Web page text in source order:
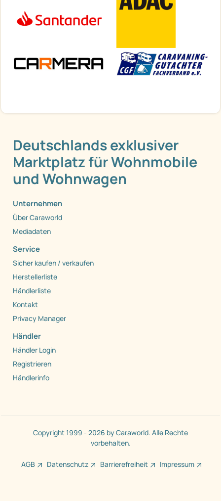
Deutschlands exklusiver
Marktplatz für Wohnmobile
und Wohnwagen
Unternehmen
Über Caraworld
Mediadaten
Service
Sicher kaufen / verkaufen
Herstellerliste
Händlerliste
Kontakt
Privacy Manager
Händler
Händler Login
Registrieren
Händlerinfo
Copyright 1999 - 2026 by Caraworld. Alle Rechte
vorbehalten.
AGB Datenschutz Barrierefreiheit Impressum